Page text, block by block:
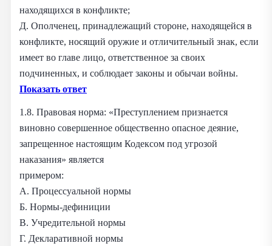
находящихся в конфликте;
Д. Ополченец, принадлежащий стороне, находящейся в
конфликте, носящий оружие и отличительный знак, если
имеет во главе лицо, ответственное за своих
подчиненных, и соблюдает законы и обычаи войны.
Показать ответ
1.8. Правовая норма: «Преступлением признается
виновно совершенное общественно опасное деяние,
запрещенное настоящим Кодексом под угрозой
наказания» является
примером:
А. Процессуальной нормы
Б. Нормы-дефиниции
В. Учредительной нормы
Г. Декларативной нормы